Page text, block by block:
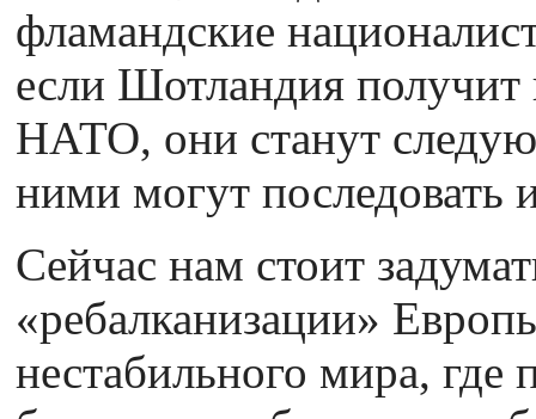
фламандские
если Шотландия
НАТО, они станут
ними могут последовать
Сейчас нам стоит
«ребалканизации»
нестабильного мира,